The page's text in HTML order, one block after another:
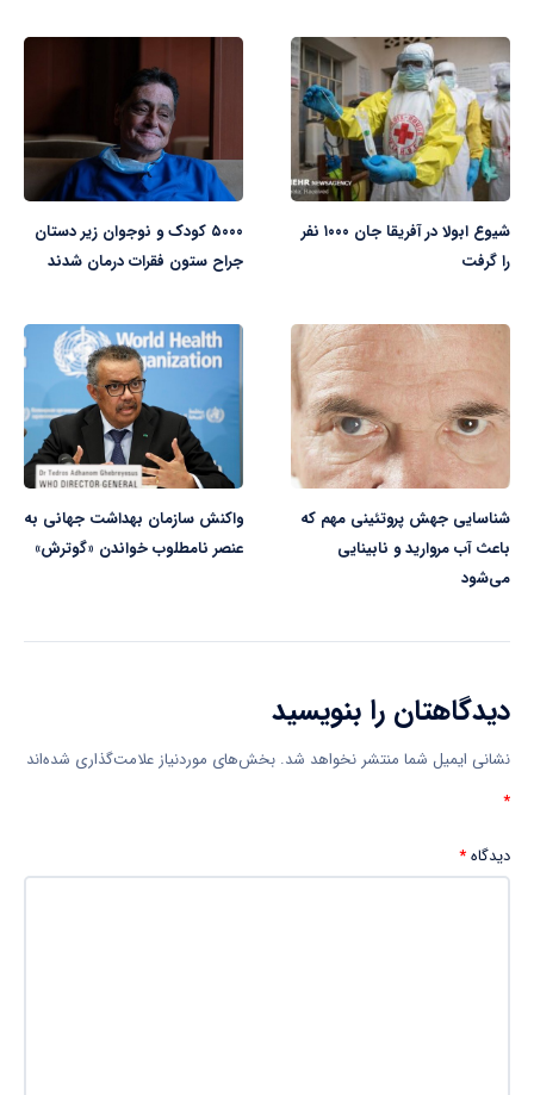
شیوع ابولا در آفریقا جان ۱۰۰۰ نفر
را گرفت
۵۰۰۰ کودک و نوجوان زیر دستان
جراح ستون فقرات درمان شدند
شناسایی جهش پروتئینی مهم که
باعث آب مروارید و نابینایی
می‌شود
واکنش سازمان بهداشت جهانی به
عنصر نامطلوب خواندن «گوترش»
دیدگاهتان را بنویسید
نشانی ایمیل شما منتشر نخواهد شد. بخش‌های موردنیاز علامت‌گذاری شده‌اند
*
دیدگاه*